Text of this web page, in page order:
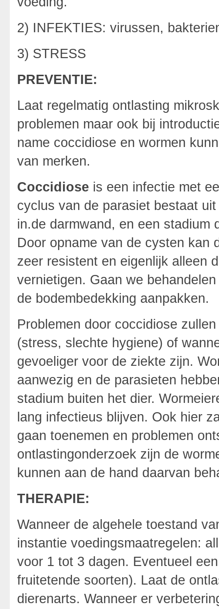
2) INFEKTIES: virussen,
3) STRESS
PREVENTIE:
Laat regelmatig ontlasting
problemen maar ook bij
name coccidiose en wormen
van merken.
Coccidiose is een infectie met
cyclus van de parasiet bestaat
in.de darmwand, en een stadium
Door opname van de cysten kan
zeer resistent en eigenlijk alleen
vernietigen. Gaan we
de bodembedekking aanpakken.
Problemen door coccidiose
(stress, slechte hygiene) of
gevoeliger voor de ziekte zijn.
aanwezig en de parasieten
stadium buiten het dier.
lang infectieus blijven. Ook hier
gaan toenemen en problemen
ontlastingonderzoek zijn de
kunnen aan de hand daarvan
THERAPIE:
Wanneer de algehele toestand
instantie voedingsmaatregelen:
voor 1 tot 3 dagen. Eventueel
fruitetende soorten). Laat de
dierenarts. Wanneer er